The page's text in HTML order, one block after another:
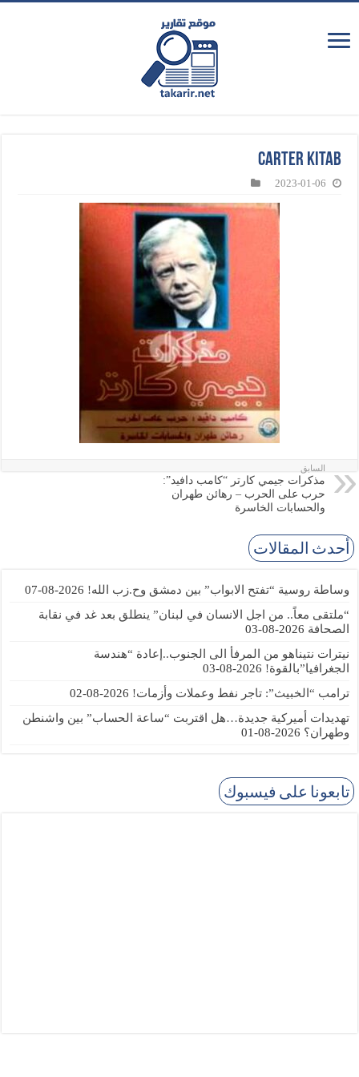
carter kitab
2023-01-06
السابق
مذكرات جيمي كارتر “كامب دافيد”:
حرب على الحرب – رهائن طهران
والحسابات الخاسرة
أحدث المقالات
وساطة روسية “تفتح الابواب” بين دمشق وح.زب الله! 2026-08-07
“ملتقى معاً.. من اجل الانسان في لبنان” ينطلق بعد غد في نقابة
الصحافة 2026-08-03
نيترات نتيناهو من المرفأ الى الجنوب..إعادة “هندسة
الجغرافيا”بالقوة! 2026-08-03
ترامب “الخبيث”: تاجر نفط وعملات وأزمات! 2026-08-02
تهديدات أميركية جديدة…هل اقتربت “ساعة الحساب” بين واشنطن
وطهران؟ 2026-08-01
تابعونا على فيسبوك